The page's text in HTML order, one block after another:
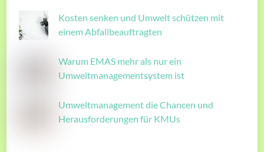
Kosten senken und Umwelt schützen mit
einem Abfallbeauftragten
Warum EMAS mehr als nur ein
Umweltmanagementsystem ist
Umweltmanagement die Chancen und
Herausforderungen für KMUs